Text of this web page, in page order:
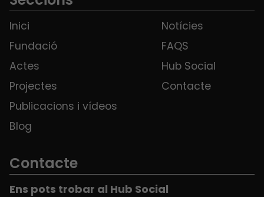
Inici
Fundació
Actes
Projectes
Publicacions i vídeos
Blog
Notícies
FAQS
Hub Social
Contacte
Contacte
Ens pots trobar al Hub Social